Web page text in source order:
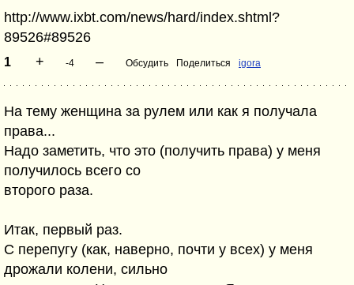
http://www.ixbt.com/news/hard/index.shtml?
89526#89526
1 + -4 – Обсудить Поделиться igora
На тему женщина за рулем или как я получала
права...
Надо заметить, что это (получить права) у меня
получилось всего со
второго раза.
Итак, первый раз.
С перепугу (как, наверно, почти у всех) у меня
дрожали колени, сильно